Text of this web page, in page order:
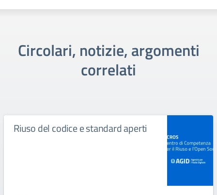
Circolari, notizie, argomenti
correlati
Riuso del codice e standard aperti